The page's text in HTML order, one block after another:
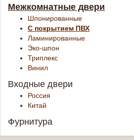
Межкомнатные двери
Шпонированные
С покрытием ПВХ
Ламинированные
Эко-шпон
Триплекс
Винил
Входные двери
Россия
Китай
Фурнитура